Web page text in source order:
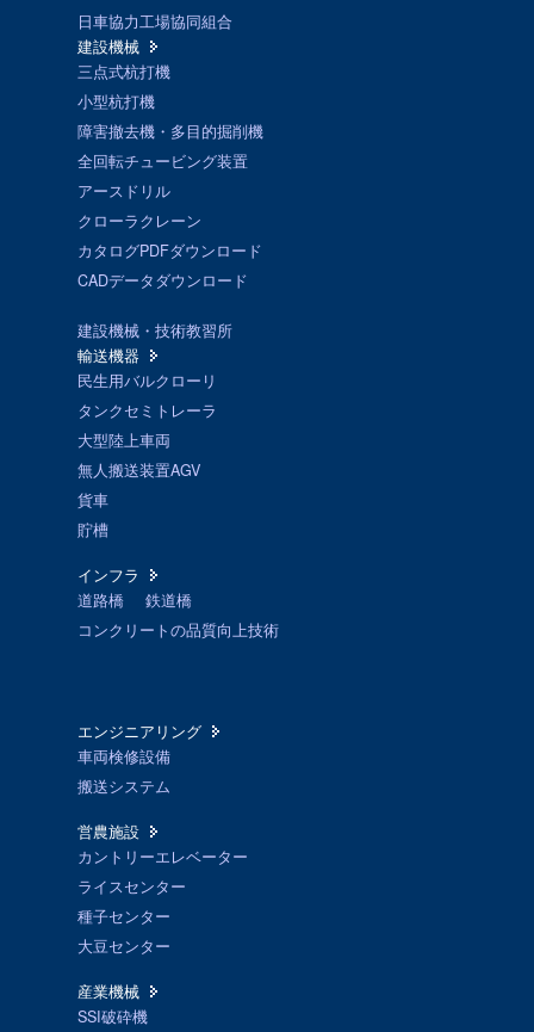
日車協力工場協同組合
建設機械
三点式杭打機
小型杭打機
障害撤去機・多目的掘削機
全回転チュービング装置
アースドリル
クローラクレーン
カタログPDFダウンロード
CADデータダウンロード
建設機械・技術教習所
輸送機器
民生用バルクローリ
タンクセミトレーラ
大型陸上車両
無人搬送装置AGV
貨車
貯槽
インフラ
道路橋
鉄道橋
コンクリートの品質向上技術
エンジニアリング
車両検修設備
搬送システム
営農施設
カントリーエレベーター
ライスセンター
種子センター
大豆センター
産業機械
SSI破砕機